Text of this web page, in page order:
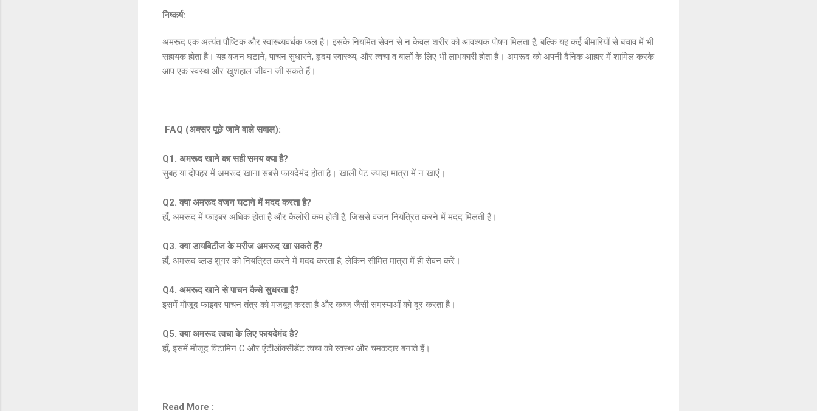
निष्कर्ष:
अमरूद एक अत्यंत पौष्टिक और स्वास्थ्यवर्धक फल है। इसके नियमित सेवन से न केवल शरीर को आवश्यक पोषण मिलता है, बल्कि यह कई बीमारियों से बचाव में भी
सहायक होता है। यह वजन घटाने, पाचन सुधारने, हृदय स्वास्थ्य, और त्वचा व बालों के लिए भी लाभकारी होता है। अमरूद को अपनी दैनिक आहार में शामिल करके
आप एक स्वस्थ और खुशहाल जीवन जी सकते हैं।
FAQ (अक्सर पूछे जाने वाले सवाल):
Q1. अमरूद खाने का सही समय क्या है?
सुबह या दोपहर में अमरूद खाना सबसे फायदेमंद होता है। खाली पेट ज्यादा मात्रा में न खाएं।
Q2. क्या अमरूद वजन घटाने में मदद करता है?
हाँ, अमरूद में फाइबर अधिक होता है और कैलोरी कम होती है, जिससे वजन नियंत्रित करने में मदद मिलती है।
Q3. क्या डायबिटीज के मरीज अमरूद खा सकते हैं?
हाँ, अमरूद ब्लड शुगर को नियंत्रित करने में मदद करता है, लेकिन सीमित मात्रा में ही सेवन करें।
Q4. अमरूद खाने से पाचन कैसे सुधरता है?
इसमें मौजूद फाइबर पाचन तंत्र को मजबूत करता है और कब्ज जैसी समस्याओं को दूर करता है।
Q5. क्या अमरूद त्वचा के लिए फायदेमंद है?
हाँ, इसमें मौजूद विटामिन C और एंटीऑक्सीडेंट त्वचा को स्वस्थ और चमकदार बनाते हैं।
Read More :